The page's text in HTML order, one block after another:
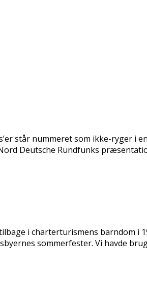
står nummeret som ikke-ryger
Deutsche Rundfunks
i charterturismens barndom i
sommerfester. Vi havde